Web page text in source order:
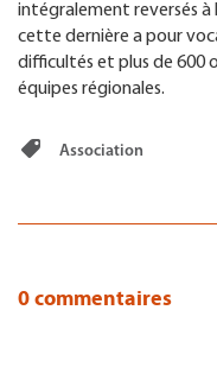
intégralement reversés à
cette dernière a pour
difficultés et plus de 600
équipes régionales.
Association
0 commentaires